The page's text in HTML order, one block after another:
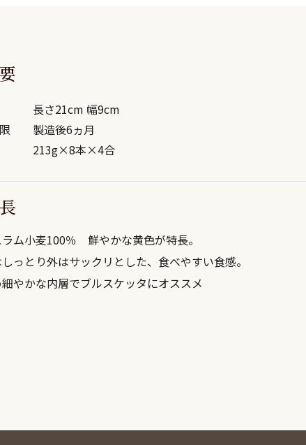
長さ21cm 幅9cm
製造後6ヵ月
213g×8本×4合
ム小麦100％ 鮮やかな黄色が特長。
っとり外はサックリとした、食べやすい食感。
細やかな内層でブルスケッタにオススメ